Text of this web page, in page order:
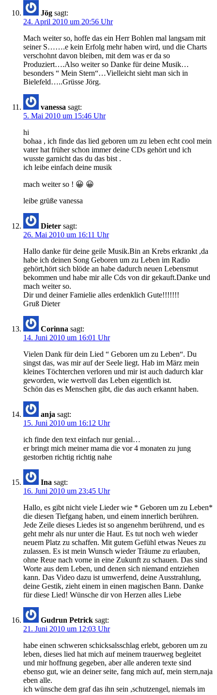
Jög sagt:
24. April 2010 um 20:56 Uhr
Mach weiter so, hoffe das ein Herr Bohlen mal langsam mit
seiner S…….e kein Erfolg mehr haben wird, und die Charts
verschohnt davon bleiben, mit dem was er da so
Produziert….Also weiter so Danke für deine Musik…
besonders “ Mein Stern“…Vielleicht sieht man sich in
Bielefeld…..Grüsse Jörg.
vanessa sagt:
5. Mai 2010 um 15:46 Uhr
hi
bohaa , ich finde das lied geboren um zu leben echt cool mein
vater hat früher schon immer deine CDs gehört und ich
wusste garnicht das du das bist .
ich leibe einfach deine musik
mach weiter so ! 😀 😀
leibe grüße vanessa
Dieter sagt:
26. Mai 2010 um 16:11 Uhr
Hallo danke für deine geile Musik.Bin an Krebs erkrankt ,da
habe ich deinen Song Geboren um zu Leben im Radio
gehört,hört sich blöde an habe dadurch neuen Lebensmut
bekommen und habe mir alle Cds von dir gekauft.Danke und
mach weiter so.
Dir und deiner Famielie alles erdenklich Gute!!!!!!!
Gruß Dieter
Corinna sagt:
14. Juni 2010 um 16:01 Uhr
Vielen Dank für dein Lied “ Geboren um zu Leben“. Du
singst das, was mir auf der Seele liegt. Hab im März mein
kleines Töchterchen verloren und mir ist auch dadurch klar
geworden, wie wertvoll das Leben eigentlich ist.
Schön das es Menschen gibt, die das auch erkannt haben.
anja sagt:
15. Juni 2010 um 16:12 Uhr
ich finde den text einfach nur genial…
er bringt mich meiner mama die vor 4 monaten zu jung
gestorben richtig richtig nahe
Ina sagt:
16. Juni 2010 um 23:45 Uhr
Hallo, es gibt nicht viele Lieder wie * Geboren um zu Leben*
die diesen Tiefgang haben, und einem innerlich berühren.
Jede Zeile dieses Liedes ist so angenehm berührend, und es
geht mehr als nur unter die Haut. Es tut noch weh wieder
neuem Platz zu schaffen. Mit gutem Gefühl etwas Neues zu
zulassen. Es ist mein Wunsch wieder Träume zu erlauben,
ohne Reue nach vorne in eine Zukunft zu schauen. Das sind
Worte aus dem Leben, und denen sich niemand entziehen
kann. Das Video dazu ist umwerfend, deine Ausstrahlung,
deine Gestik, zieht einem in einen magischen Bann. Danke
für diese Lied! Wünsche dir von Herzen alles Liebe
Gudrun Petrick sagt:
21. Juni 2010 um 12:03 Uhr
habe einen schweren schicksalsschlag erlebt, geboren um zu
leben, dieses lied hat mich auf meinem trauerweg begleitet
und mir hoffnung gegeben, aber alle anderen texte sind
ebenso gut, wie an deiner seite, fang mich auf, mein stern,naja
eben alle.
ich wünsche dem graf das ihn sein ,schutzengel, niemals im